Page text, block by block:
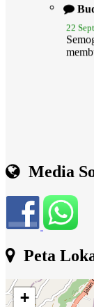
22
Media
Peta
+